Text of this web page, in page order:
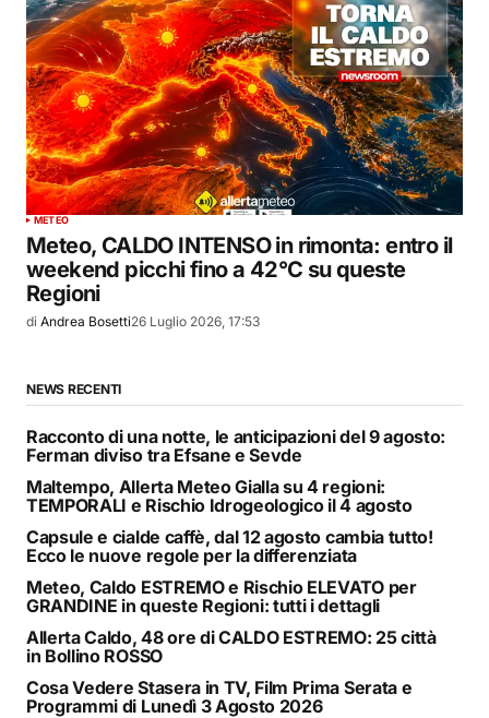
METEO
Meteo, CALDO INTENSO in rimonta: entro il
weekend picchi fino a 42°C su queste
Regioni
di Andrea Bosetti26 Luglio 2026, 17:53
NEWS RECENTI
Racconto di una notte, le anticipazioni del 9 agosto:
Ferman diviso tra Efsane e Sevde
Maltempo, Allerta Meteo Gialla su 4 regioni:
TEMPORALI e Rischio Idrogeologico il 4 agosto
Capsule e cialde caffè, dal 12 agosto cambia tutto!
Ecco le nuove regole per la differenziata
Meteo, Caldo ESTREMO e Rischio ELEVATO per
GRANDINE in queste Regioni: tutti i dettagli
Allerta Caldo, 48 ore di CALDO ESTREMO: 25 città
in Bollino ROSSO
Cosa Vedere Stasera in TV, Film Prima Serata e
Programmi di Lunedì 3 Agosto 2026